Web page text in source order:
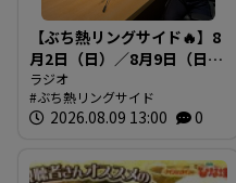
【ぶち熱リングサイド🔥】8
月2日（日）／8月9日（日）
放送内容
ラジオ
ぶち熱リングサイド
2026.08.09 13:00 0